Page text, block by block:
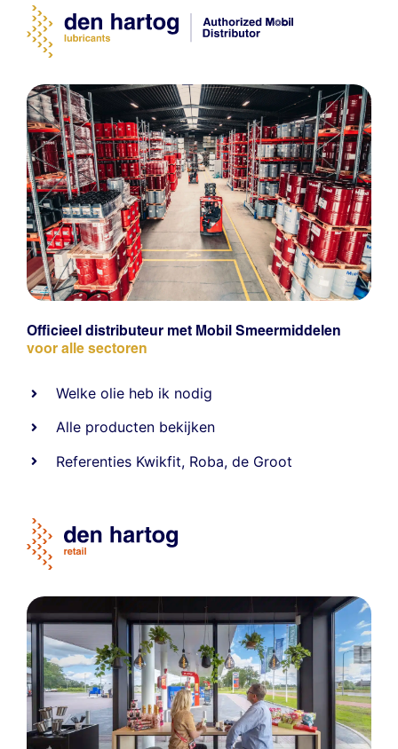
Officieel distributeur met Mobil Smeermiddelen
voor alle sectoren
Welke olie heb ik nodig
Alle producten bekijken
Referenties Kwikfit, Roba,de Groot